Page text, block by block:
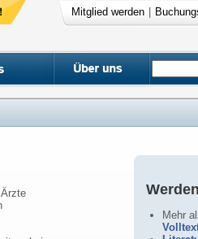
Mitglied werden
Mehr